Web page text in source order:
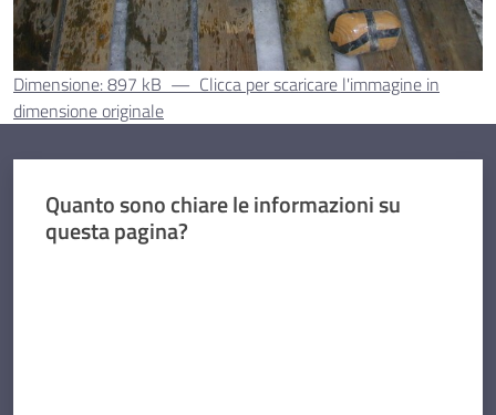
Dimensione: 897 kB — Clicca per scaricare l'immagine in
dimensione originale
Quanto sono chiare le informazioni su
questa pagina?